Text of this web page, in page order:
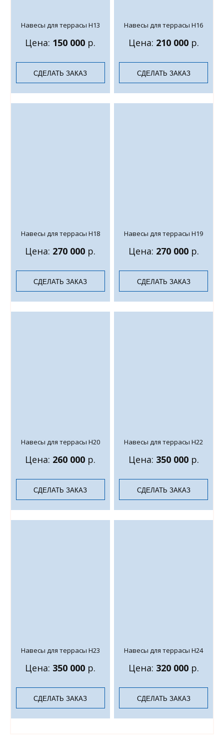
Навесы для террасы Н13
Цена: 150 000 р.
СДЕЛАТЬ ЗАКАЗ
Навесы для террасы Н16
Цена: 210 000р.
СДЕЛАТЬ ЗАКАЗ
Навесы для террасы Н18
Цена: 270 000 р.
СДЕЛАТЬ ЗАКАЗ
Навесы для террасы Н19
Цена: 270 000р.
СДЕЛАТЬ ЗАКАЗ
Навесы для террасы Н20
Цена: 260 000 р.
СДЕЛАТЬ ЗАКАЗ
Навесы для террасы Н22
Цена: 350 000р.
СДЕЛАТЬ ЗАКАЗ
Навесы для террасы Н23
Цена: 350 000 р.
СДЕЛАТЬ ЗАКАЗ
Навесы для террасы Н24
Цена: 320 000р.
СДЕЛАТЬ ЗАКАЗ